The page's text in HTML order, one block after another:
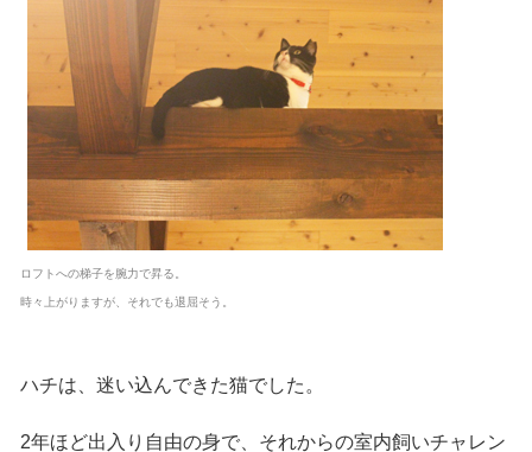
ロフトへの梯子を腕力で昇る。
時々上がりますが、それでも退屈そう。
ハチは、迷い込んできた猫でした。
2年ほど出入り自由の身で、それからの室内飼いチャレン